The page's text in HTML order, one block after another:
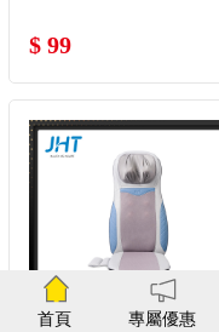
$ 99
首頁 專屬優惠